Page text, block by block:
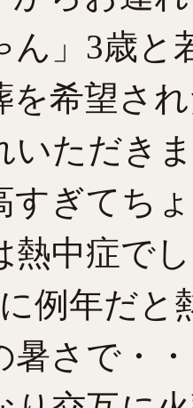
ん」3歳と
を希望さ
いただき
すぎてち
熱中症で
例年だと
暑さで・